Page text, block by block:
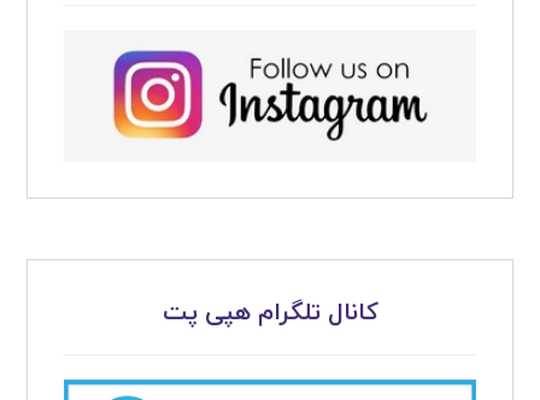
کانال تلگرام هپی پت